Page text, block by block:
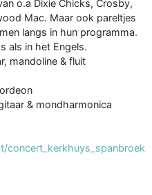
o.a Dixie Chicks, Crosby,
Mac. Maar ook pareltjes
langs in hun programma.
als in het Engels.
mandoline & fluit
& mondharmonica